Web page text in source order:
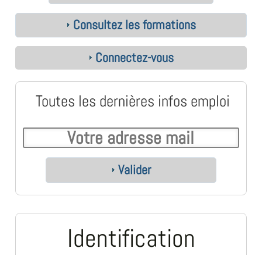
Consultez les formations
Connectez-vous
Toutes les dernières infos emploi
Valider
Identification